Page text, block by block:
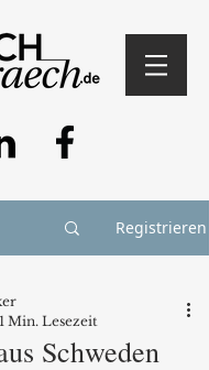
Registrieren
Schweden
1 Min. Lesezeit